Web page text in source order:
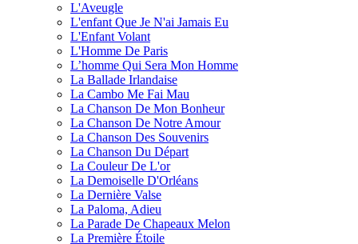
L'Aveugle
L'enfant Que Je N'ai Jamais Eu
L'Enfant Volant
L'Homme De Paris
L’homme Qui Sera Mon Homme
La Ballade Irlandaise
La Cambo Me Fai Mau
La Chanson De Mon Bonheur
La Chanson De Notre Amour
La Chanson Des Souvenirs
La Chanson Du Départ
La Couleur De L'or
La Demoiselle D'Orléans
La Dernière Valse
La Paloma, Adieu
La Parade De Chapeaux Melon
La Première Étoile